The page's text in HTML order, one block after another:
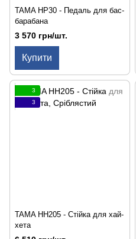
TAMA HP30 - Педаль для бас-
барабана
3 570 грн/шт.
Купити
3
3
TAMA HH205 - Стійка для хай-
хета